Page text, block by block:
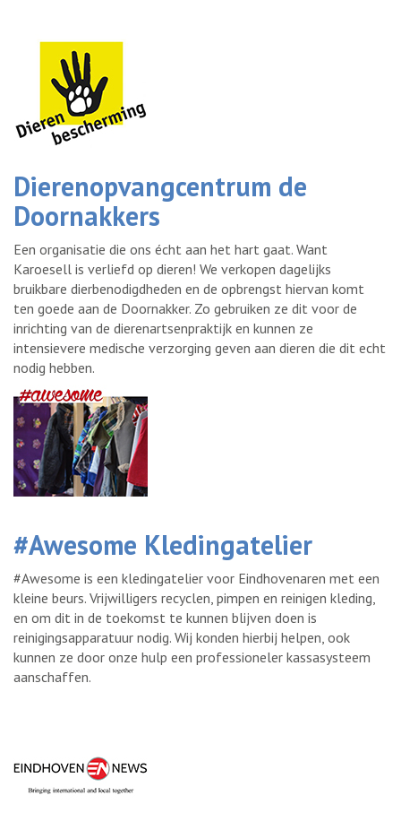
Dierenopvangcentrum de
Doornakkers
Een organisatie die ons écht aan het hart gaat. Want
Karoesell is verliefd op dieren! We verkopen dagelijks
bruikbare dierbenodigdheden en de opbrengst hiervan komt
ten goede aan de Doornakker. Zo gebruiken ze dit voor de
inrichting van de dierenartsenpraktijk en kunnen ze
intensievere medische verzorging geven aan dieren die dit echt
nodig hebben.
#Awesome Kledingatelier
#Awesome is een kledingatelier voor Eindhovenaren met een
kleine beurs. Vrijwilligers recyclen, pimpen en reinigen kleding,
en om dit in de toekomst te kunnen blijven doen is
reinigingsapparatuur nodig. Wij konden hierbij helpen, ook
kunnen ze door onze hulp een professioneler kassasysteem
aanschaffen.